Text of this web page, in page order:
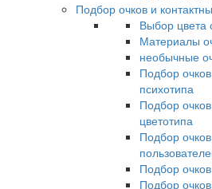
Подбор очков и
Выбор цвета
Материалы
необычные
Подбор
психотипа
Подбор
цветотипа
Подбор
Подбор
Подбор